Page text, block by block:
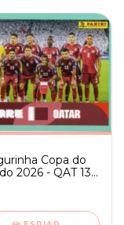
Copa do
2026 - QAT 13 -